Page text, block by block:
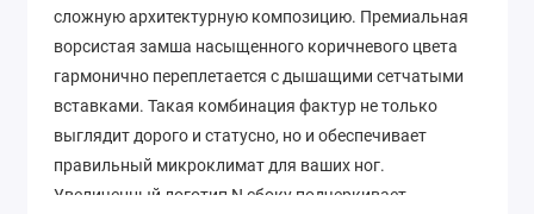
сложную архитектурную композицию. Премиальная
ворсистая замша насыщенного коричневого цвета
гармонично переплетается с дышащими сетчатыми
вставками. Такая комбинация фактур не только
выглядит дорого и статусно, но и обеспечивает
правильный микроклимат для ваших ног.
Увеличенный логотип N сбоку подчеркивает